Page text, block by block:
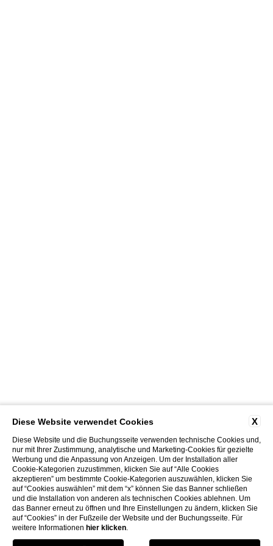
X
Diese Website verwendet Cookies
Diese Website und die Buchungsseite verwenden technische Cookies und,
nur mit Ihrer Zustimmung, analytische und Marketing-Cookies für gezielte
Werbung und die Anpassung von Anzeigen. Um der Installation aller
Cookie-Kategorien zuzustimmen, klicken Sie auf “Alle Cookies
akzeptieren” um bestimmte Cookie-Kategorien auszuwählen, klicken Sie
auf “Cookies auswählen” mit dem “x” können Sie das Banner schließen
und die Installation von anderen als technischen Cookies ablehnen. Um
das Banner erneut zu öffnen und Ihre Einstellungen zu ändern, klicken Sie
auf “Cookies” in der Fußzeile der Website und der Buchungsseite. Für
weitere Informationen hier klicken.